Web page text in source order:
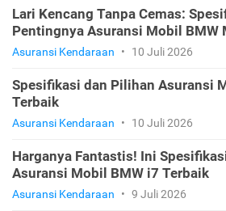
Lari Kencang Tanpa Cemas:
Pentingnya Asuransi Mobil BMW
Asuransi Kendaraan • 10 Juli 2026
Spesifikasi dan Pilihan Asuransi
Terbaik
Asuransi Kendaraan • 10 Juli 2026
Harganya Fantastis! Ini
Asuransi Mobil BMW i7 Terbaik
Asuransi Kendaraan • 9 Juli 2026